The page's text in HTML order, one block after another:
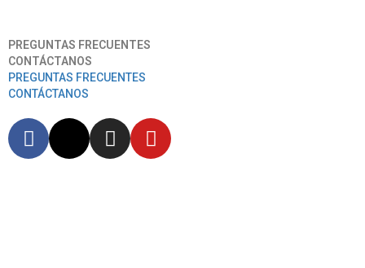
PREGUNTAS FRECUENTES
CONTÁCTANOS
PREGUNTAS FRECUENTES
CONTÁCTANOS